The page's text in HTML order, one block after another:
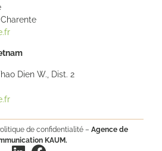
Dien W., Dist. 2
de confidentialité – Agence de
KAUM.